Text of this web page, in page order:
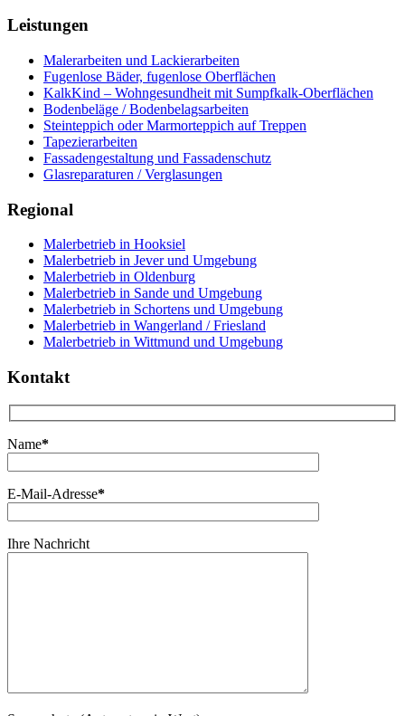
Leistungen
Malerarbeiten und Lackierarbeiten
Fugenlose Bäder, fugenlose Oberflächen
KalkKind – Wohngesundheit mit Sumpfkalk-Oberflächen
Bodenbeläge / Bodenbelagsarbeiten
Steinteppich oder Marmorteppich auf Treppen
Tapezierarbeiten
Fassadengestaltung und Fassadenschutz
Glasreparaturen / Verglasungen
Regional
Malerbetrieb in Hooksiel
Malerbetrieb in Jever und Umgebung
Malerbetrieb in Oldenburg
Malerbetrieb in Sande und Umgebung
Malerbetrieb in Schortens und Umgebung
Malerbetrieb in Wangerland / Friesland
Malerbetrieb in Wittmund und Umgebung
Kontakt
Name*
E-Mail-Adresse*
Ihre Nachricht